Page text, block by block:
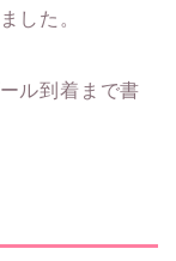
した。
ル到着まで書